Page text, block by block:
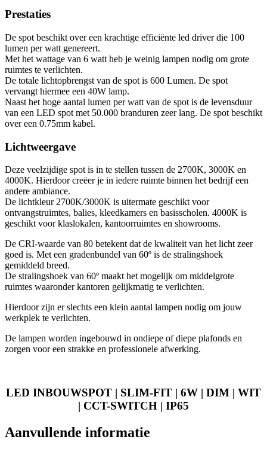
Prestaties
De spot beschikt over een krachtige efficiënte led driver die 100
lumen per watt genereert.
Met het wattage van 6 watt heb je weinig lampen nodig om grote
ruimtes te verlichten.
De totale lichtopbrengst van de spot is 600 Lumen. De spot
vervangt hiermee een 40W lamp.
Naast het hoge aantal lumen per watt van de spot is de levensduur
van een LED spot met 50.000 branduren zeer lang. De spot beschikt
over een 0.75mm kabel.
Lichtweergave
Deze veelzijdige spot is in te stellen tussen de 2700K, 3000K en
4000K. Hierdoor creëer je in iedere ruimte binnen het bedrijf een
andere ambiance.
De lichtkleur 2700K/3000K is uitermate geschikt voor
ontvangstruimtes, balies, kleedkamers en basisscholen. 4000K is
geschikt voor klaslokalen, kantoorruimtes en showrooms.
De CRI-waarde van 80 betekent dat de kwaliteit van het licht zeer
goed is. Met een gradenbundel van 60º is de stralingshoek
gemiddeld breed.
De stralingshoek van 60º maakt het mogelijk om middelgrote
ruimtes waaronder kantoren gelijkmatig te verlichten.
Hierdoor zijn er slechts een klein aantal lampen nodig om jouw
werkplek te verlichten.
De lampen worden ingebouwd in ondiepe of diepe plafonds en
zorgen voor een strakke en professionele afwerking.
LED INBOUWSPOT | SLIM-FIT | 6W | DIM | WIT
| CCT-SWITCH | IP65
Aanvullende informatie